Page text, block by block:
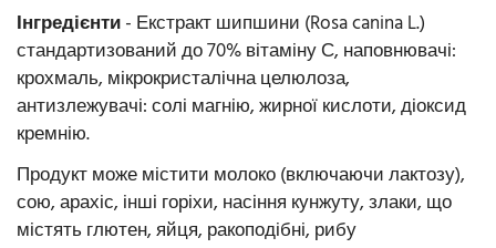
Інгредієнти- Екстракт шипшини (Rosa canina L.)
стандартизований до 70% вітаміну С, наповнювачі:
крохмаль, мікрокристалічна целюлоза,
антизлежувачі: солі магнію, жирної кислоти, діоксид
кремнію.
Продукт може містити молоко (включаючи лактозу),
сою, арахіс, інші горіхи, насіння кунжуту, злаки, що
містять глютен, яйця, ракоподібні, рибу